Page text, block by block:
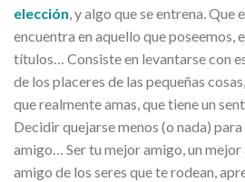
elección , y algo que se entrena. Que
encuentra en aquello que poseemos,
títulos… Consiste en levantarse con
de los placeres de las pequeñas
que realmente amas, que tiene un
Decidir quejarse menos (o nada)
amigo… Ser tu mejor amigo, un mejor
amigo de los seres que te rodean,